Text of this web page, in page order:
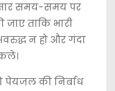
समय-समय पर
ताकि भारी
न हो और गंदा
पेयजल की निर्बाध